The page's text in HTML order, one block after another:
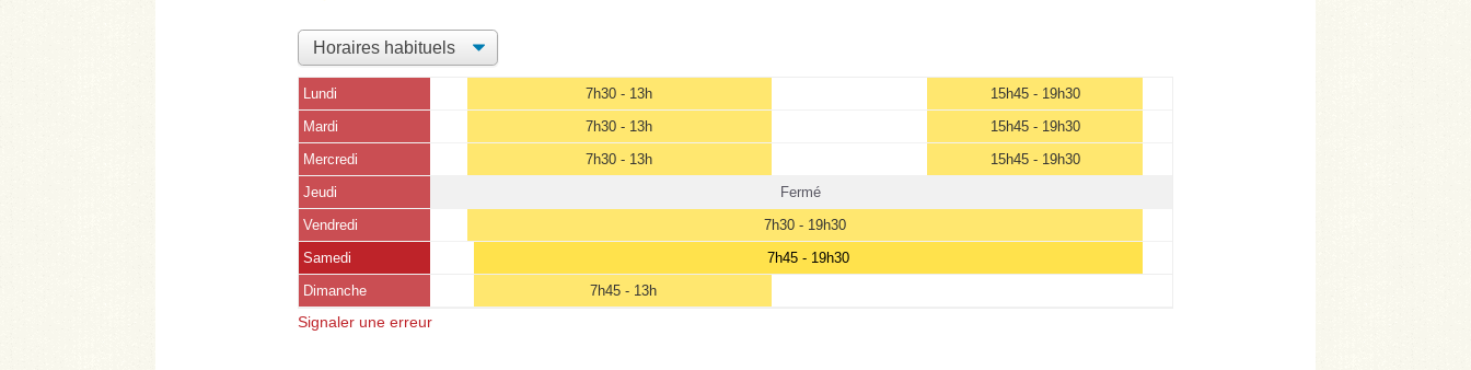
Lundi 7h30 - 13h 15h45 - 19h30
Mardi 7h30 - 13h 15h45 - 19h30
Mercredi 7h30 - 13h 15h45 - 19h30
Jeudi Fermé
Vendredi 7h30 - 19h30
Samedi 7h45 - 19h30
Dimanche 7h45 - 13h
Signaler une erreur